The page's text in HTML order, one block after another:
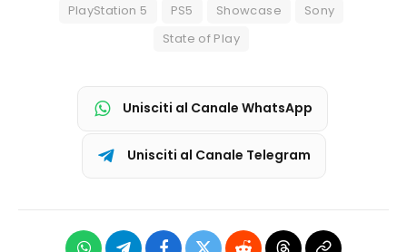
PlayStation 5
PS5 Showcase
Sony
State of Play
Unisciti al Canale WhatsApp
Unisciti al Canale Telegram